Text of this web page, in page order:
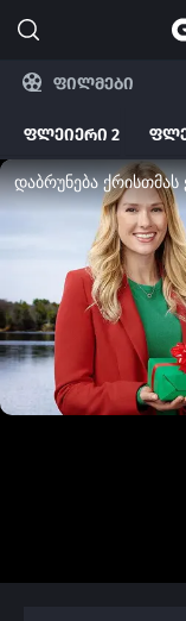
ფილმები
ფლეიერი 2